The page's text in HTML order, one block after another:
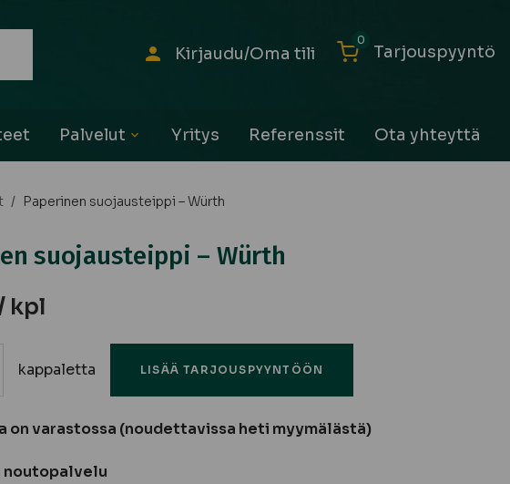
Kirjaudu/Oma tili Tarjouspyyntö
0
Palvelut Yritys Referenssit Ota yhteyttä
/ Paperinen suojausteippi – Würth
suojausteippi – Würth
kpl
kappaletta LISÄÄ TARJOUSPYYNTÖÖN
on varastossa (noudettavissa heti myymälästä)
noutopalvelu